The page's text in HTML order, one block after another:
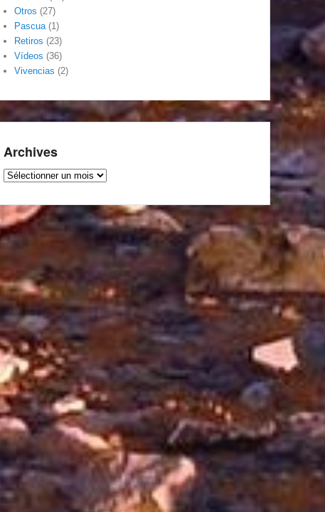
Otros (27)
Pascua(1)
Retiros (23)
Vídeos (36)
Vivencias (2)
Archives
Archives